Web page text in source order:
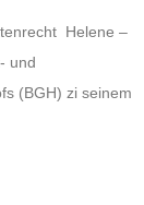
Helene –
und
(BGH) zi seinem